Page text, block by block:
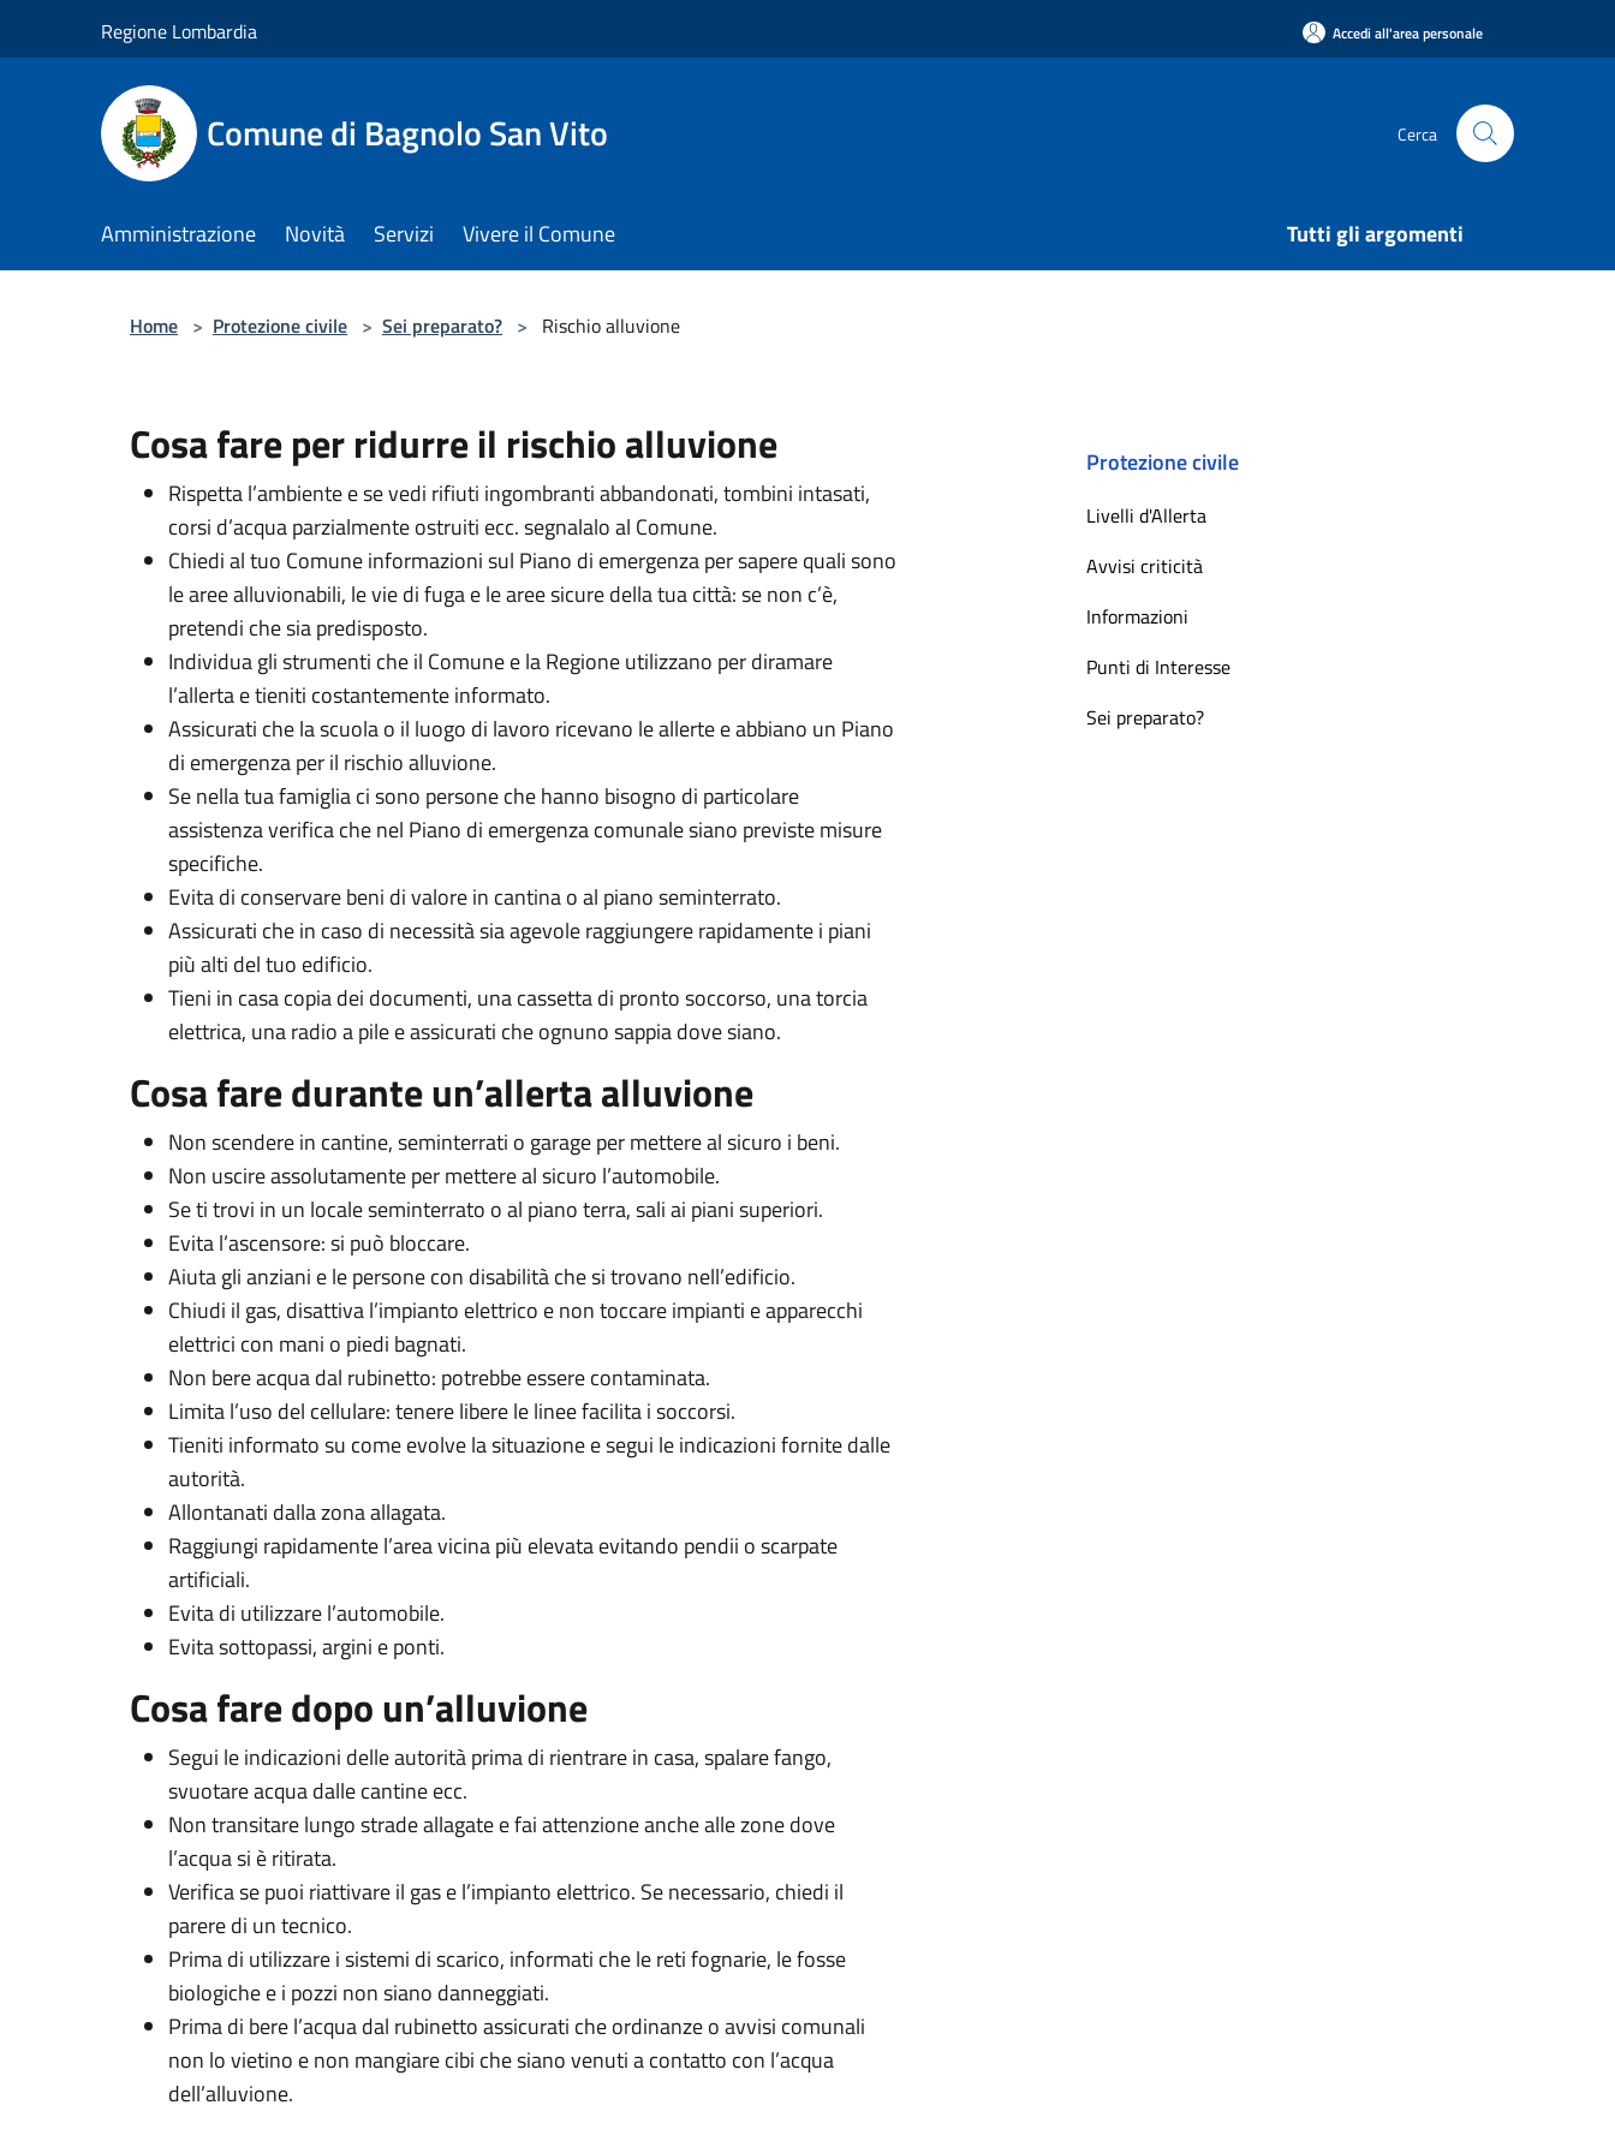
Regione Lombardia Accedi all'area personale
Comune di Bagnolo San Vito Cerca
Amministrazione Novità Servizi Vivere il Comune Tutti gli argomenti
Home > Protezione civile > Sei preparato? > Rischio alluvione
Cosa fare per ridurre il rischio alluvione
Rispetta l’ambiente e se vedi rifiuti ingombranti abbandonati, tombini intasati,
corsi d’acqua parzialmente ostruiti ecc. segnalalo al Comune.
Chiedi al tuo Comune informazioni sul Piano di emergenza per sapere quali sono
le aree alluvionabili, le vie di fuga e le aree sicure della tua città: se non c’è,
pretendi che sia predisposto.
Individua gli strumenti che il Comune e la Regione utilizzano per diramare
l’allerta e tieniti costantemente informato.
Assicurati che la scuola o il luogo di lavoro ricevano le allerte e abbiano un Piano
di emergenza per il rischio alluvione.
Se nella tua famiglia ci sono persone che hanno bisogno di particolare
assistenza verifica che nel Piano di emergenza comunale siano previste misure
specifiche.
Evita di conservare beni di valore in cantina o al piano seminterrato.
Assicurati che in caso di necessità sia agevole raggiungere rapidamente i piani
più alti del tuo edificio.
Tieni in casa copia dei documenti, una cassetta di pronto soccorso, una torcia
elettrica, una radio a pile e assicurati che ognuno sappia dove siano.
Cosa fare durante un’allerta alluvione
Non scendere in cantine, seminterrati o garage per mettere al sicuro i beni.
Non uscire assolutamente per mettere al sicuro l’automobile.
Se ti trovi in un locale seminterrato o al piano terra, sali ai piani superiori.
Evita l’ascensore: si può bloccare.
Aiuta gli anziani e le persone con disabilità che si trovano nell’edificio.
Chiudi il gas, disattiva l’impianto elettrico e non toccare impianti e apparecchi
elettrici con mani o piedi bagnati.
Non bere acqua dal rubinetto: potrebbe essere contaminata.
Limita l’uso del cellulare: tenere libere le linee facilita i soccorsi.
Tieniti informato su come evolve la situazione e segui le indicazioni fornite dalle
autorità.
Allontanati dalla zona allagata.
Raggiungi rapidamente l’area vicina più elevata evitando pendii o scarpate
artificiali.
Evita di utilizzare l’automobile.
Evita sottopassi, argini e ponti.
Cosa fare dopo un’alluvione
Segui le indicazioni delle autorità prima di rientrare in casa, spalare fango,
svuotare acqua dalle cantine ecc.
Non transitare lungo strade allagate e fai attenzione anche alle zone dove
l’acqua si è ritirata.
Verifica se puoi riattivare il gas e l’impianto elettrico. Se necessario, chiedi il
parere di un tecnico.
Prima di utilizzare i sistemi di scarico, informati che le reti fognarie, le fosse
biologiche e i pozzi non siano danneggiati.
Prima di bere l’acqua dal rubinetto assicurati che ordinanze o avvisi comunali
non lo vietino e non mangiare cibi che siano venuti a contatto con l’acqua
dell’alluvione.
Protezione civile
Livelli d'Allerta
Avvisi criticità
Informazioni
Punti di Interesse
Sei preparato?